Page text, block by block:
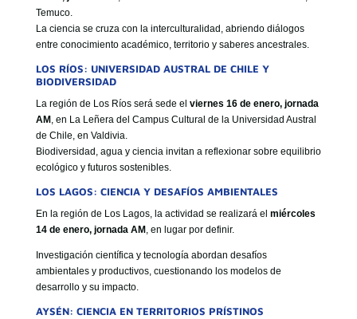
Temuco.
La ciencia se cruza con la interculturalidad, abriendo diálogos
entre conocimiento académico, territorio y saberes ancestrales.
LOS RÍOS: UNIVERSIDAD AUSTRAL DE CHILE Y
BIODIVERSIDAD
La región de Los Ríos será sede el viernes 16 de enero, jornada
AM , en La Leñera del Campus Cultural de la Universidad Austral
de Chile, en Valdivia.
Biodiversidad, agua y ciencia invitan a reflexionar sobre equilibrio
ecológico y futuros sostenibles.
LOS LAGOS: CIENCIA Y DESAFÍOS AMBIENTALES
En la región de Los Lagos, la actividad se realizará el miércoles
14 de enero, jornada AM , en lugar por definir.
Investigación científica y tecnología abordan desafíos
ambientales y productivos, cuestionando los modelos de
desarrollo y su impacto.
AYSÉN: CIENCIA EN TERRITORIOS PRÍSTINOS